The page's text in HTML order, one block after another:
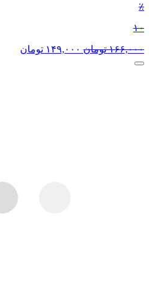
٪
۱۰
۱۶۶,۰۰۰ تومان ۱۴۹,۰۰۰ تومان